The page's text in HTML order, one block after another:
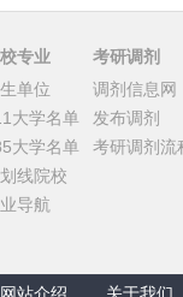
专业
单位
大学名单
大学名单
线院校
导航
考研调剂
调剂信息网
发布调剂
考研调剂流